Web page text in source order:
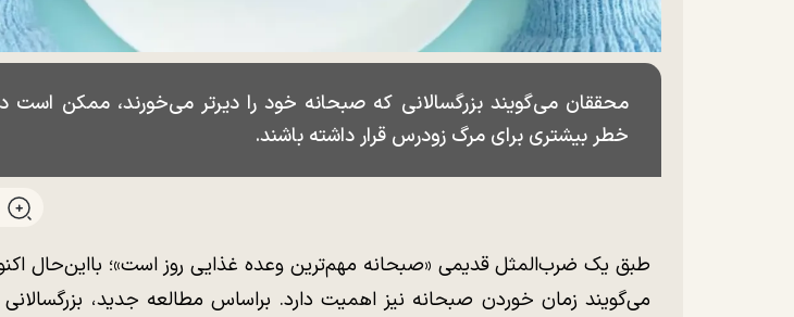
محققان می‌گویند بزرگسالانی که صبحانه خود را دیرتر می‌خورند، ممکن
خطر بیشتری برای مرگ زودرس قرار داشته باشند.
طبق یک ضرب‌المثل قدیمی «صبحانه مهم‌ترین وعده غذایی روز است»؛ بااین‌حال
می‌گویند زمان خوردن صبحانه نیز اهمیت دارد. براساس مطالعه جدید،